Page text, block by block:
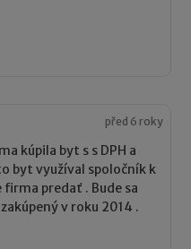
před 6 roky
kúpila byt s s DPH a
byt využíval spoločník k
firma predať . Bude sa
v roku 2014 .